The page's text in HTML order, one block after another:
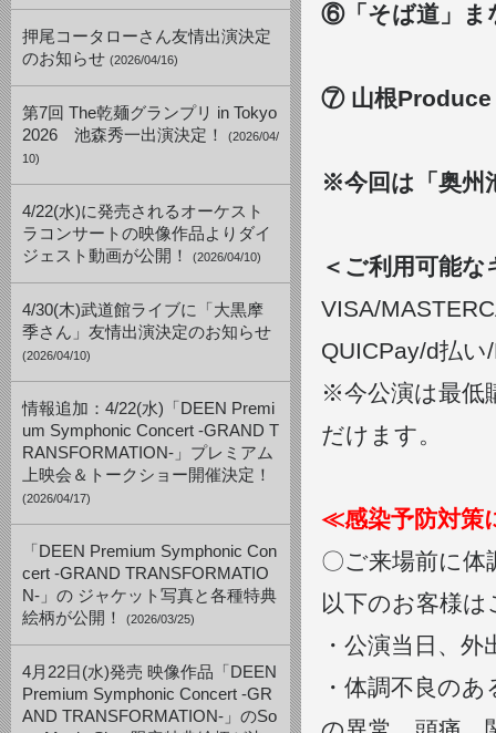
押尾コータローさん友情出演決定
のお知らせ (2026/04/16)
第7回 The乾麺グランプリ in Tokyo
2026 池森秀一出演決定！
(2026/04/
10)
4/22(水)に発売されるオーケスト
ラコンサートの映像作品よりダイ
ジェスト動画が公開！
(2026/04/10)
4/30(木)武道館ライブに「大黒摩
季さん」友情出演決定のお知らせ
(2026/04/10)
情報追加：4/22(水)「DEEN Premi
um Symphonic Concert -GRAND T
RANSFORMATION-」プレミアム
上映会＆トークショー開催決定！
(2026/04/17)
「DEEN Premium Symphonic Con
cert -GRAND TRANSFORMATIO
N-」の ジャケット写真と各種特典
絵柄が公開！
(2026/03/25)
4月22日(水)発売 映像作品「DEEN
Premium Symphonic Concert -GR
AND TRANSFORMATION-」のSo
⑥「そば道」ま
⑦ 山根
※今回は 「奥
＜ご利用可能
VISA/
QUICPay/d払い
※今公演は最低
だけます。
≪感染予防対策
〇ご来場前に
以下のお客様
・公演当日、
・体調不良の